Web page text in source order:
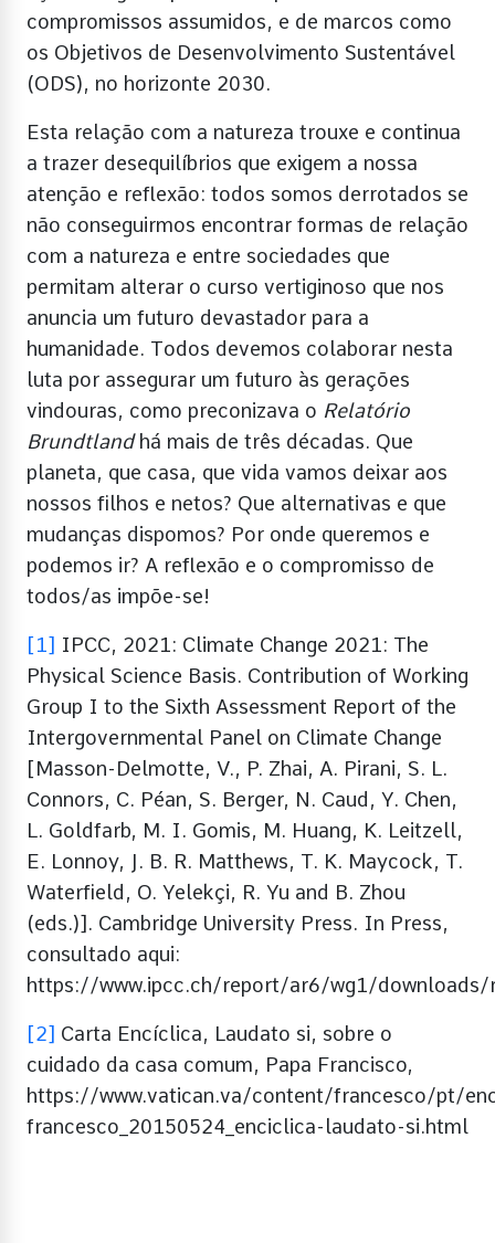
compromissos assumidos, e de marcos como
os Objetivos de Desenvolvimento Sustentável
(ODS), no horizonte 2030.
Esta relação com a natureza trouxe e continua
a trazer desequilíbrios que exigem a nossa
atenção e reflexão: todos somos derrotados se
não conseguirmos encontrar formas de relação
com a natureza e entre sociedades que
permitam alterar o curso vertiginoso que nos
anuncia um futuro devastador para a
humanidade. Todos devemos colaborar nesta
luta por assegurar um futuro às gerações
vindouras, como preconizava o Relatório
Brundtlandhá mais de três décadas. Que
planeta, que casa, que vida vamos deixar aos
nossos filhos e netos? Que alternativas e que
mudanças dispomos? Por onde queremos e
podemos ir? A reflexão e o compromisso de
todos/as impõe-se!
[1] IPCC, 2021: Climate Change 2021: The
Physical Science Basis. Contribution of Working
Group I to the Sixth Assessment Report of the
Intergovernmental Panel on Climate Change
[Masson-Delmotte, V., P. Zhai, A. Pirani, S. L.
Connors, C. Péan, S. Berger, N. Caud, Y. Chen,
L. Goldfarb, M. I. Gomis, M. Huang, K. Leitzell,
E. Lonnoy, J. B. R. Matthews, T. K. Maycock, T.
Waterfield, O. Yelekçi, R. Yu and B. Zhou
(eds.)]. Cambridge University Press. In Press,
consultado aqui:
https://www.ipcc.ch/report/ar6/wg1/downloads/
[2] Carta Encíclica, Laudato si, sobre o
cuidado da casa comum, Papa Francisco,
https://www.vatican.va/content/francesco/pt/
francesco_20150524_enciclica-laudato-si.html